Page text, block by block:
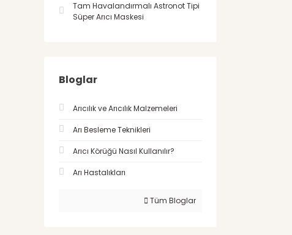
Tam Havalandırmalı Astronot Tipi
Süper Arıcı Maskesi
Bloglar
Arıcılık ve Arıcılık Malzemeleri
Arı Besleme Teknikleri
Arıcı Körüğü Nasıl Kullanılır?
Arı Hastalıkları
Tüm Bloglar